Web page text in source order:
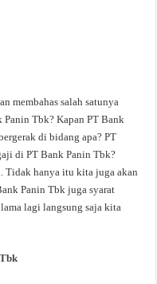
membahas salah satunya
Tbk? Kapan PT Bank
di bidang apa? PT
di PT Bank Panin Tbk?
Tidak hanya itu kita juga akan
Panin Tbk juga syarat
lagi langsung saja kita